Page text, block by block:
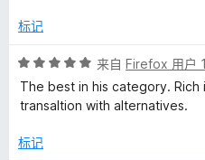
/标记
评
分
5
5
来自 Firefox 用户
The best in his category.
transaltion with alternatives.
标记